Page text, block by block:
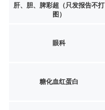
肝、胆、脾彩超（只发报告不打
图）
眼科
糖化血红蛋白